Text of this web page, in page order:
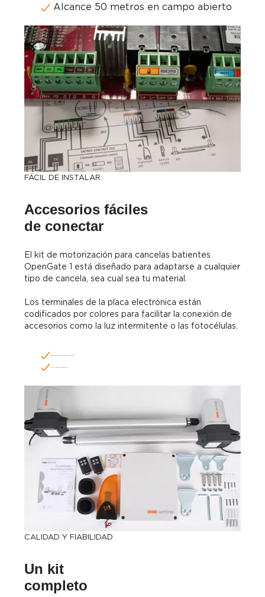
Alcance 50 metros en campo abierto
FÁCIL DE INSTALAR
Accesorios fáciles
de conectar
El kit de motorización para cancelas batientes
OpenGate 1 está diseñado para adaptarse a cualquier
tipo de cancela, sea cual sea tu material.
Los terminales de la placa electrónica están
codificados por colores para facilitar la conexión de
accesorios como la luz intermitente o las fotocélulas.
CALIDAD Y FIABILIDAD
Un kit
completo